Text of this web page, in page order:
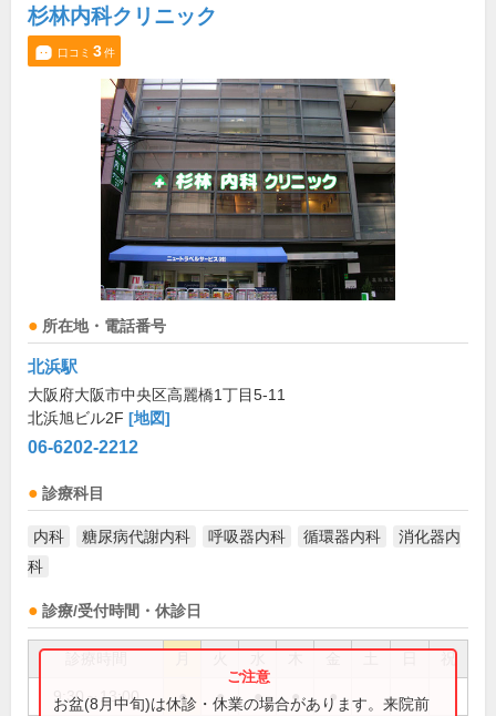
杉林内科クリニック
口コミ 3件
所在地・電話番号
北浜駅
大阪府大阪市中央区高麗橋1丁目5-11
北浜旭ビル2F [地図]
06-6202-2212
診療科目
内科 糖尿病代謝内科 呼吸器内科 循環器内科
消化器内
科
診療/受付時間・休診日
祝
9:30～13:00 ● ● ● ● ●
お盆(8月中旬)は休診・休業の場合があります。来院前